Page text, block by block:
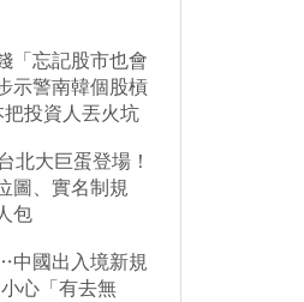
「忘記股市也會
示警南韓個股槓
把投資人丟火坑
北大巨蛋登場！
圖、實名制規
包
中國出入境新規
心「有去無